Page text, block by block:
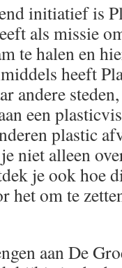
initiatief is
als missie
te halen en
heeft
andere
een
plastic
niet alleen
je ook hoe
het om te
aan De